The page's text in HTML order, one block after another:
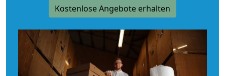
Kostenlose Angebote erhalten